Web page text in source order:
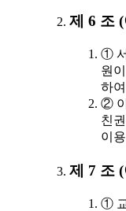
제 6 조
①
원
하
②
친
이
제 7 조
①